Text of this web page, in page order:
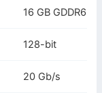
16 GB GDDR6
128-bit
20 Gb/s